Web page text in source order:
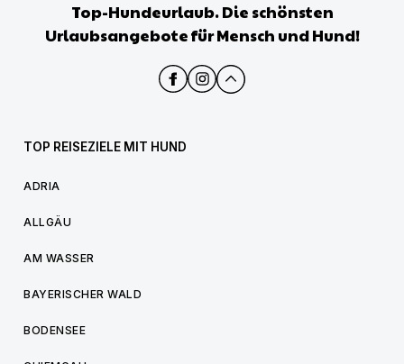
Top-Hundeurlaub. Die schönsten
Urlaubsangebote für Mensch und Hund!
TOP REISEZIELE MIT HUND
ADRIA
ALLGÄU
AM WASSER
BAYERISCHER WALD
BODENSEE